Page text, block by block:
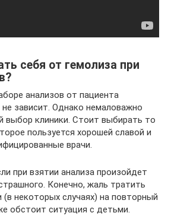
себя от гемолиза при
анализов от пациента
не зависит. Однако немаловажно
выбор клиники. Стоит выбирать то
пользуется хорошей славой и
врачи.
при взятии анализа произойдет
Конечно, жаль тратить
(в некоторых случаях) на повторный
обстоит ситуация с детьми.